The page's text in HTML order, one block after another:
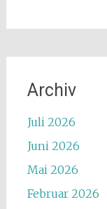
Archiv
Juli 2026
Juni 2026
Mai 2026
Februar 2026